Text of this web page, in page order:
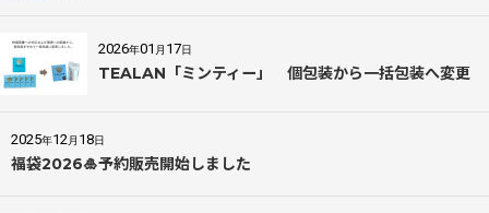
2026年01 月 17日
TEALAN「ミンティー」 個包装から一括包装へ変更
2025年12 月 18日
福袋2026🎍予約販売開始しました